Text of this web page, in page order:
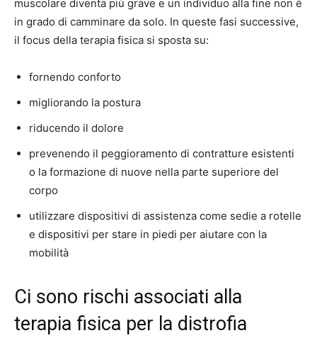
muscolare diventa più grave e un individuo alla fine non è
in grado di camminare da solo. In queste fasi successive,
il focus della terapia fisica si sposta su:
fornendo conforto
migliorando la postura
riducendo il dolore
prevenendo il peggioramento di contratture esistenti
o la formazione di nuove nella parte superiore del
corpo
utilizzare dispositivi di assistenza come sedie a rotelle
e dispositivi per stare in piedi per aiutare con la
mobilità
Ci sono rischi associati alla
terapia fisica per la distrofia